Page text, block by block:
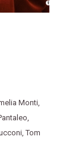
Monti,
,
,Tom